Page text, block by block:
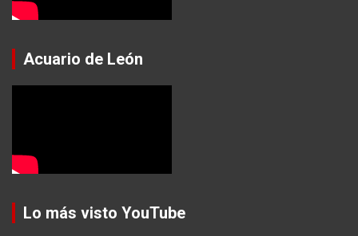
Acuario de León
Lo más visto YouTube